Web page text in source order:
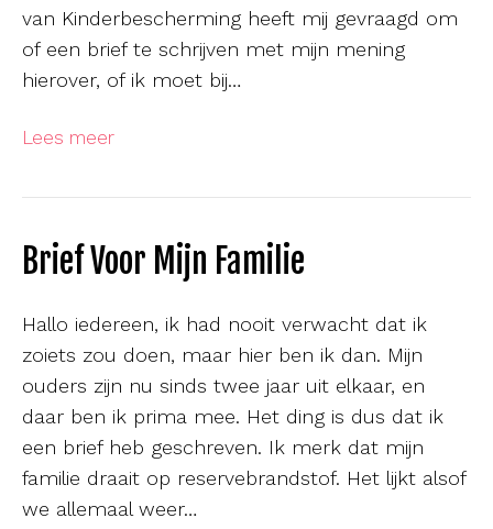
van Kinderbescherming heeft mij gevraagd om
of een brief te schrijven met mijn mening
hierover, of ik moet bij…
Lees meer
Brief Voor Mijn Familie
Hallo iedereen, ik had nooit verwacht dat ik
zoiets zou doen, maar hier ben ik dan. Mijn
ouders zijn nu sinds twee jaar uit elkaar, en
daar ben ik prima mee. Het ding is dus dat ik
een brief heb geschreven. Ik merk dat mijn
familie draait op reservebrandstof. Het lijkt alsof
we allemaal weer…